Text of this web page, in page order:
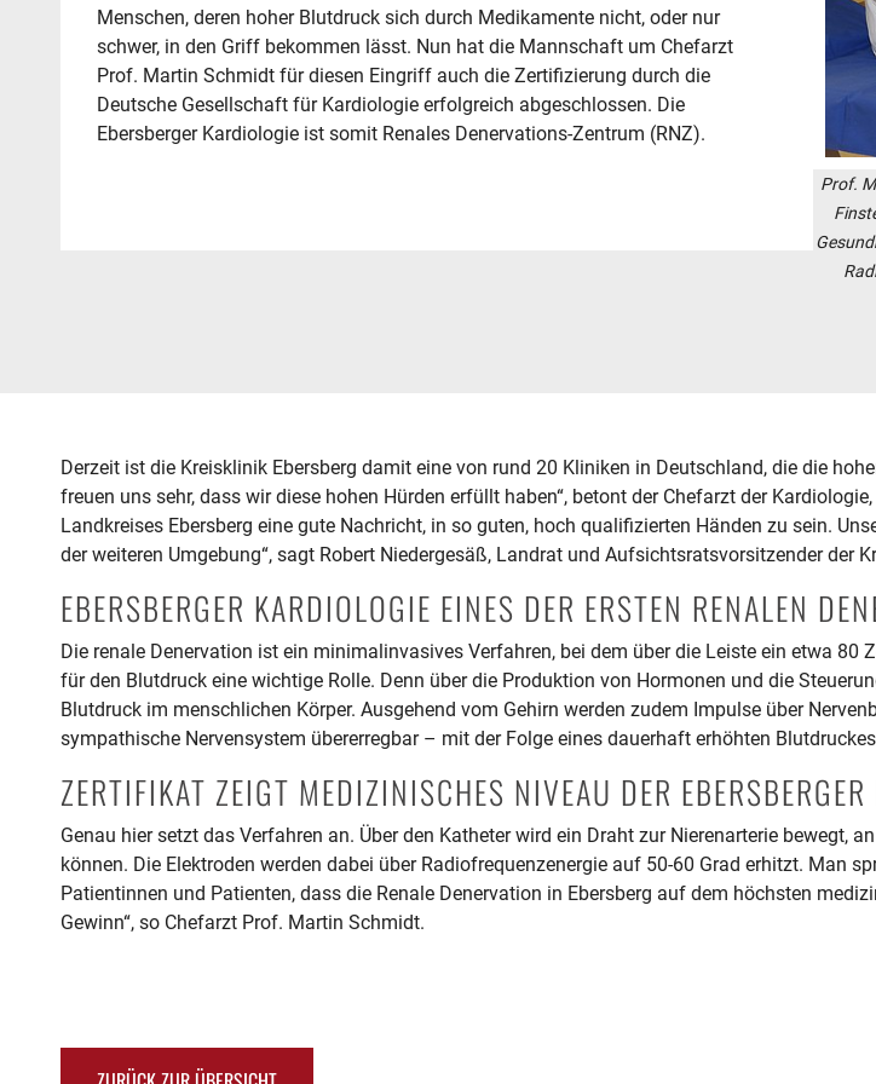
Menschen, deren hoher Blutdruck sich durch Medikamente nicht, oder nur
schwer, in den Griff bekommen lässt. Nun hat die Mannschaft um Chefarzt
Prof. Martin Schmidt für diesen Eingriff auch die Zertifizierung durch die
Deutsche Gesellschaft für Kardiologie erfolgreich abgeschlossen. Die
Ebersberger Kardiologie ist somit Renales Denervations-Zentrum (RNZ).
Prof.
Derzeit ist die Kreisklinik Ebersberg damit eine von rund 20 Kliniken in Deutschland, die die
freuen uns sehr, dass wir diese hohen Hürden erfüllt haben“, betont der Chefarzt der
Landkreises Ebersberg eine gute Nachricht, in so guten, hoch qualifizierten Händen zu sein.
der weiteren Umgebung“, sagt Robert Niedergesäß, Landrat und Aufsichtsratsvorsitzender der
EBERSBERGER KARDIOLOGIE EINES DER ERSTEN RENALEN
Die renale Denervation ist ein minimalinvasives Verfahren, bei dem über die Leiste ein etwa
für den Blutdruck eine wichtige Rolle. Denn über die Produktion von Hormonen und die
Blutdruck im menschlichen Körper. Ausgehend vom Gehirn werden zudem Impulse über
sympathische Nervensystem übererregbar – mit der Folge eines dauerhaft erhöhten
ZERTIFIKAT ZEIGT MEDIZINISCHES NIVEAU DER
Genau hier setzt das Verfahren an. Über den Katheter wird ein Draht zur Nierenarterie bewegt,
können. Die Elektroden werden dabei über Radiofrequenzenergie auf 50-60 Grad erhitzt. Man
Patientinnen und Patienten, dass die Renale Denervation in Ebersberg auf dem höchsten
Gewinn“, so Chefarzt Prof. Martin Schmidt.